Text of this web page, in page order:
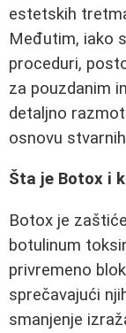
estetskih
Međutim, iako
proceduri,
za pouzdanim
detaljno
osnovu
Šta je Botox i
Botox je
botulinum
privremeno
sprečavajući
smanjenje